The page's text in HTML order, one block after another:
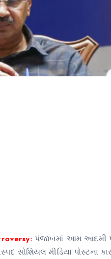
પંજાબમાં આમ આદમી
સોશિયલ મીડિયા